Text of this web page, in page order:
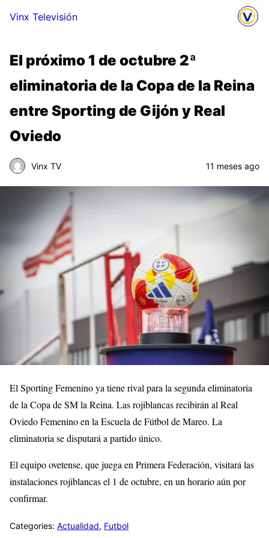
Vinx Televisión
El próximo 1 de octubre 2ª
eliminatoria de la Copa de la Reina
entre Sporting de Gijón y Real
Oviedo
Vinx TV 11 meses ago
El Sporting Femenino ya tiene rival para la segunda eliminatoria
de la Copa de SM la Reina. Las rojiblancas recibirán al Real
Oviedo Femenino en la Escuela de Fútbol de Mareo. La
eliminatoria se disputará a partido único.
El equipo ovetense, que juega en Primera Federación, visitará las
instalaciones rojiblancas el 1 de octubre, en un horario aún por
confirmar.
Categories: Actualidad, Futbol